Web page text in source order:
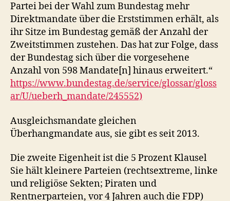
Partei bei der Wahl zum Bundestag mehr
Direktmandate über die Erststimmen erhält, als
ihr Sitze im Bundestag gemäß der Anzahl der
Zweitstimmen zustehen. Das hat zur Folge, dass
der Bundestag sich über die vorgesehene
Anzahl von 598 Mandate[n] hinaus erweitert.“
https://www.bundestag.de/service/glossar/gloss
ar/U/ueberh_mandate/245552)
Ausgleichsmandate gleichen
Überhangmandate aus, sie gibt es seit 2013.
Die zweite Eigenheit ist die 5 Prozent Klausel
Sie hält kleinere Parteien (rechtsextreme, linke
und religiöse Sekten; Piraten und
Rentnerparteien, vor 4 Jahren auch die FDP)